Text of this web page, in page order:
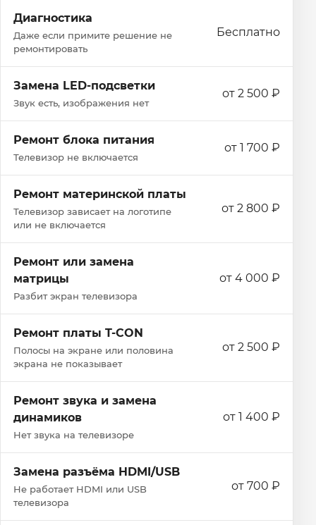
Диагностика
Даже если примите решение не
ремонтировать
Бесплатно
Замена LED-подсветки
Звук есть, изображения нет
от 2 500 ₽
Ремонт блока питания
Телевизор не включается
от 1 700 ₽
Ремонт материнской платы
Телевизор зависает на логотипе
или не включается
от 2 800 ₽
Ремонт или замена
матрицы
Разбит экран телевизора
от 4 000 ₽
Ремонт платы T-CON
Полосы на экране или половина
экрана не показывает
от 2 500 ₽
Ремонт звука и замена
динамиков
Нет звука на телевизоре
от 1 400 ₽
Замена разъёма HDMI/USB
Не работает HDMI или USB
телевизора
от 700 ₽